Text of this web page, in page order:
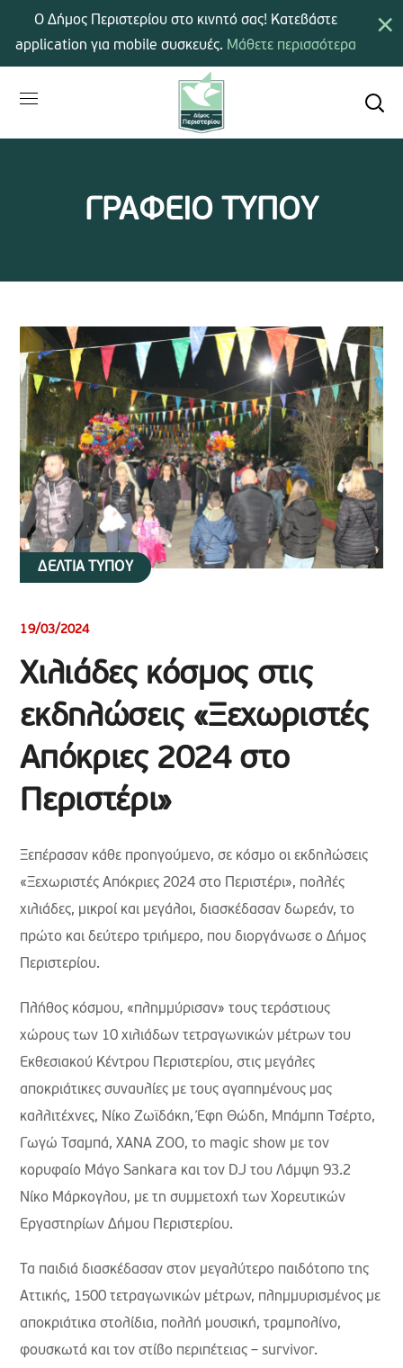
ΓΡΑΦΕΙΟ ΤΥΠΟΥ
ΔΕΛΤΙΑ ΤΥΠΟΥ
19/03/2024
Χιλιάδες κόσμος στις
εκδηλώσεις «Ξεχωριστές
Απόκριες 2024 στο
Περιστέρι»
Ξεπέρασαν κάθε προηγούμενο, σε κόσμο οι εκδηλώσεις
«Ξεχωριστές Απόκριες 2024 στο Περιστέρι», πολλές
χιλιάδες, μικροί και μεγάλοι, διασκέδασαν δωρεάν, το
πρώτο και δεύτερο τριήμερο, που διοργάνωσε ο Δήμος
Περιστερίου.
Πλήθος κόσμου, «πλημμύρισαν» τους τεράστιους
χώρους των 10 χιλιάδων τετραγωνικών μέτρων του
Εκθεσιακού Κέντρου Περιστερίου, στις μεγάλες
αποκριάτικες συναυλίες με τους αγαπημένους μας
καλλιτέχνες, Νίκο Ζωϊδάκη, Έφη Θώδη, Μπάμπη Τσέρτο,
Γωγώ Τσαμπά, XANA ZOO, το magic show με τον
κορυφαίο Μάγο Sankara και τον DJ του Λάμψη 93.2
Νίκο Μάρκογλου, με τη συμμετοχή των Χορευτικών
Εργαστηρίων Δήμου Περιστερίου.
Τα παιδιά διασκέδασαν στον μεγαλύτερο παιδότοπο της
Αττικής, 1500 τετραγωνικών μέτρων, πλημμυρισμένος με
αποκριάτικα στολίδια, πολλή μουσική, τραμπολίνο,
φουσκωτά και τον στίβο περιπέτειας – survivor.
×
Ο Δήμος Περιστερίου στο κινητό σας! Κατεβάστε
application για mobile συσκευές. Μάθετε περισσότερα